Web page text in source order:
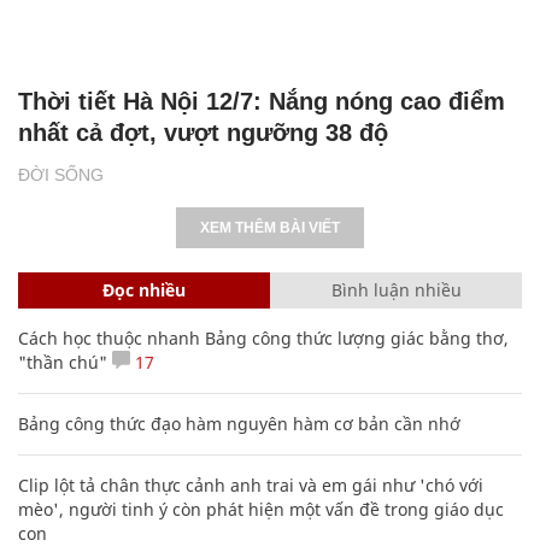
ĐỜI SỐNG
Thời tiết Hà Nội 12/7: Nắng nóng cao điểm
nhất cả đợt, vượt ngưỡng 38 độ
XEM THÊM BÀI VIẾT
Đọc nhiều Bình luận nhiều
Cách học thuộc nhanh Bảng công thức lượng giác bằng thơ,
"thần chú"
17
Bảng công thức đạo hàm nguyên hàm cơ bản cần nhớ
Clip lột tả chân thực cảnh anh trai và em gái như 'chó với
mèo', người tinh ý còn phát hiện một vấn đề trong giáo dục
con